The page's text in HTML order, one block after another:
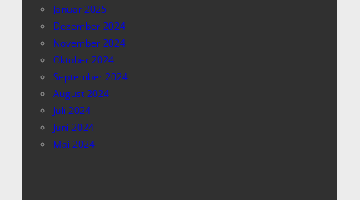
Januar 2025
Dezember 2024
November 2024
Oktober 2024
September 2024
August 2024
Juli 2024
Juni 2024
Mai 2024